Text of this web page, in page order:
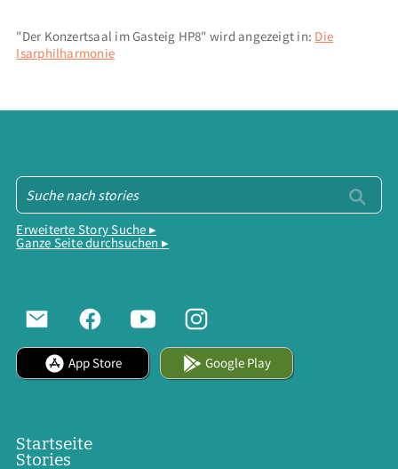
"Der Konzertsaal im Gasteig HP8" wird angezeigt in: Die
Isarphilharmonie
Erweiterte Story Suche ▸
Ganze Seite durchsuchen ▸
App Store Google Play
Startseite
Stories